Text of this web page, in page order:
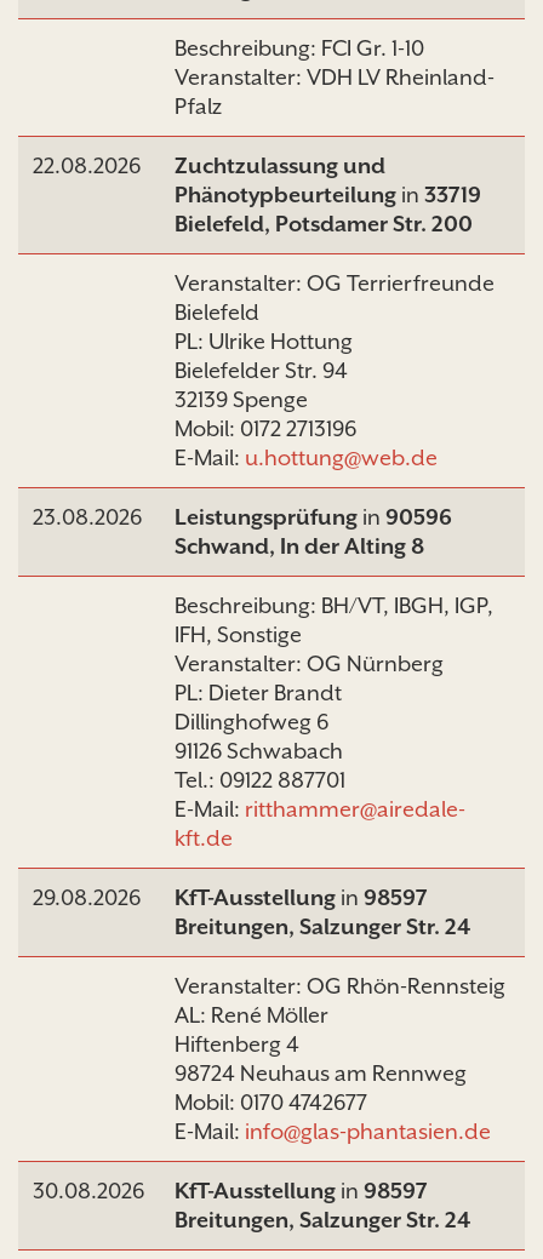
Beschreibung: FCI Gr. 1-10
Veranstalter: VDH LV Rheinland-
Pfalz
22.08.2026
Zuchtzulassung und
Phänotypbeurteilung in 33719
Bielefeld, Potsdamer Str. 200
Veranstalter: OG Terrierfreunde
Bielefeld
PL: Ulrike Hottung
Bielefelder Str. 94
32139 Spenge
Mobil: 0172 2713196
E-Mail: u.hottung@web.de
23.08.2026 Leistungsprüfung in 90596
Schwand, In der Alting 8
Beschreibung: BH/VT, IBGH, IGP,
IFH, Sonstige
Veranstalter: OG Nürnberg
PL: Dieter Brandt
Dillinghofweg 6
91126 Schwabach
Tel.: 09122 887701
E-Mail: ritthammer@airedale-
kft.de
29.08.2026 KfT-Ausstellung in 98597
Breitungen, Salzunger Str. 24
Veranstalter: OG Rhön-Rennsteig
AL: René Möller
Hiftenberg 4
98724 Neuhaus am Rennweg
Mobil: 0170 4742677
E-Mail: info@glas-phantasien.de
30.08.2026 KfT-Ausstellung in 98597
Breitungen, Salzunger Str. 24